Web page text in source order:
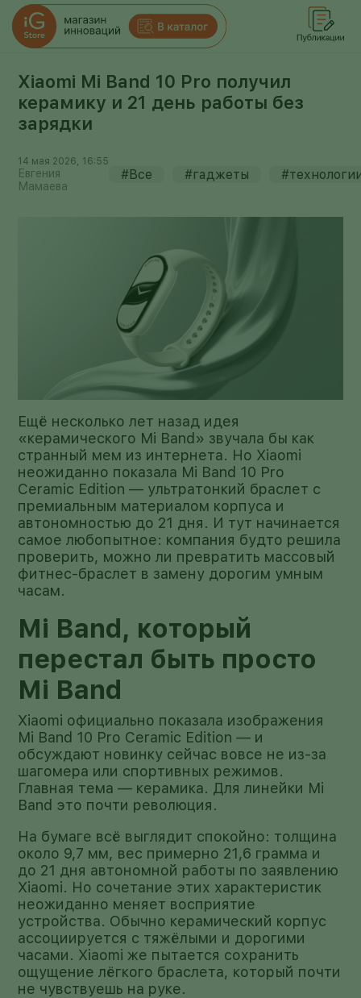
Xiaomi Mi Band 10 Pro получил
керамику и 21 день работы без
зарядки
14 мая 2026, 16:55
Евгения
Мамаева
#Все #гаджеты
Ещё несколько лет назад идея
«керамического Mi Band» звучала бы как
странный мем из интернета. Но Xiaomi
неожиданно показала Mi Band 10 Pro
Ceramic Edition — ультратонкий браслет с
премиальным материалом корпуса и
автономностью до 21 дня. И тут начинается
самое любопытное: компания будто решила
проверить, можно ли превратить массовый
фитнес-браслет в замену дорогим умным
часам.
Mi Band, который
перестал быть просто
Mi Band
Xiaomi официально показала изображения
Mi Band 10 Pro Ceramic Edition — и
обсуждают новинку сейчас вовсе не из-за
шагомера или спортивных режимов.
Главная тема — керамика. Для линейки Mi
Band это почти революция.
На бумаге всё выглядит спокойно: толщина
около 9,7 мм, вес примерно 21,6 грамма и
до 21 дня автономной работы по заявлению
Xiaomi. Но сочетание этих характеристик
неожиданно меняет восприятие
устройства. Обычно керамический корпус
ассоциируется с тяжёлыми и дорогими
часами. Xiaomi же пытается сохранить
ощущение лёгкого браслета, который почти
не чувствуешь на руке.